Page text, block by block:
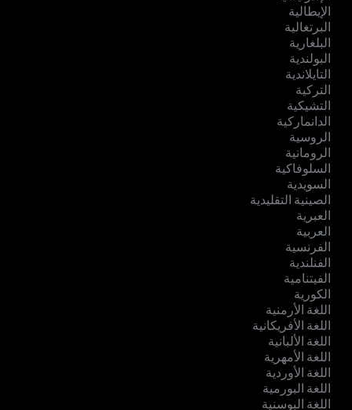
الإيطالية
البرتغالية
البلغارية
البولندية
التايلاندية
التركية
التشيكية
الدانماركية
الروسية
الرومانية
السلوفاكية
السويدية
الصينية التقليدية
العبرية
العربية
الفرنسية
الفنلندية
الفيتنامية
الكورية
اللغة الأرمنية
اللغة الأفريكانية
اللغة الألبانية
اللغة الأمهرية
اللغة الأوردية
اللغة البورمية
اللغة البوسنية